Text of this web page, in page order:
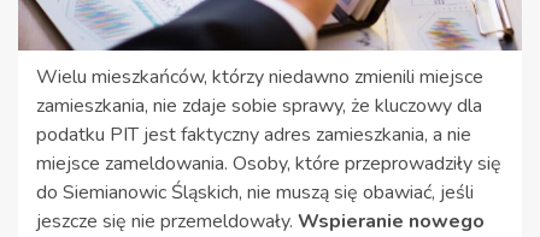
Wielu mieszkańców, którzy niedawno zmienili miejsce
zamieszkania, nie zdaje sobie sprawy, że kluczowy dla
podatku PIT jest faktyczny adres zamieszkania, a nie
miejsce zameldowania. Osoby, które przeprowadziły się
do Siemianowic Śląskich, nie muszą się obawiać, jeśli
jeszcze się nie przemeldowały. Wspieranie nowego